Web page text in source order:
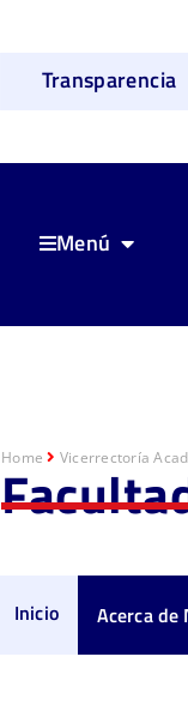
Transparencia
Menú
Home Vicerrectoría
Inicio Acerca de